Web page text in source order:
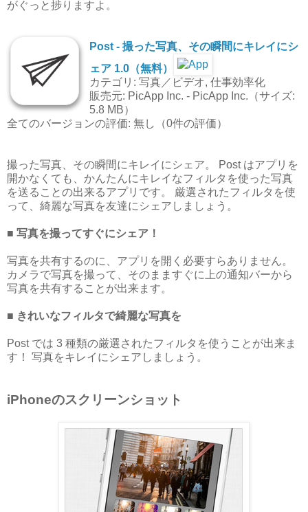
がぐっと捗りますよ。
Post - 撮った写真、その瞬間にキレイにシ
ェア 1.0（無料）
カテゴリ: 写真／ビデオ, 仕事効率化
販売元: PicApp Inc. - PicApp Inc.（サイズ:
5.8 MB）
全てのバージョンの評価: 無し（0件の評価）
撮った写真、その瞬間にキレイにシェア。 Post はアプリを
開かなくても、かんたんにキレイなフィルタを使った写真
を送ることの出来るアプリです。 厳選されたフィルタを使
って、綺麗な写真を友達にシェアしましょう。
■ 写真を撮ってすぐにシェア！
写真を共有するのに、アプリを開く必要すらありません。
カメラで写真を撮って、そのまますぐに上の通知バーから
写真を共有することが出来ます。
■ きれいなフィルタで綺麗な写真を
Post では 3 種類の厳選されたフィルタを使うことが出来ま
す！ 写真をキレイにシェアしましょう。
iPhoneのスクリーンショット